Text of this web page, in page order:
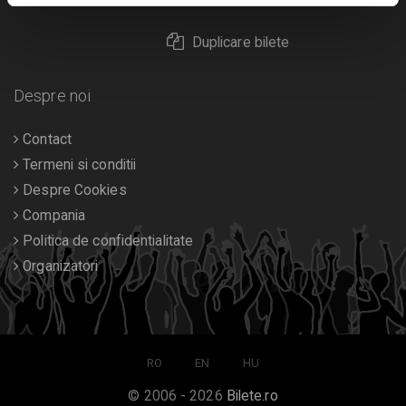
Duplicare bilete
Despre noi
Contact
Termeni si conditii
Despre Cookies
Compania
Politica de confidentialitate
Organizatori
RO EN HU
© 2006 - 2026 Bilete.ro